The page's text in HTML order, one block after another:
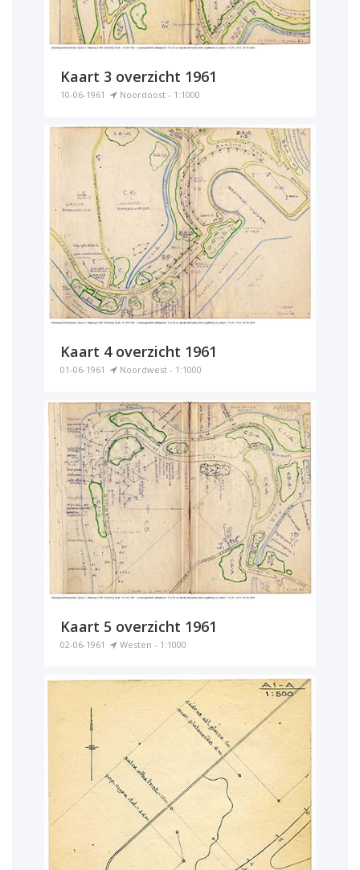
Kaart 3 overzicht 1961
10-06-1961 Noordoost - 1:1000
Kaart 4 overzicht 1961
01-06-1961 Noordwest - 1:1000
Kaart 5 overzicht 1961
02-06-1961 Westen - 1:1000